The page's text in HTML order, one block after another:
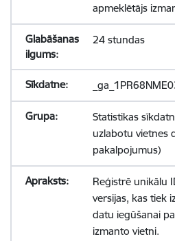
apmeklētājs
24 stundas
Statistikas
uzlabotu vietnes
pakalpojumus)
Reģistrē unikālu
versijas, kas tiek
datu iegūšanai
izmanto vietni.